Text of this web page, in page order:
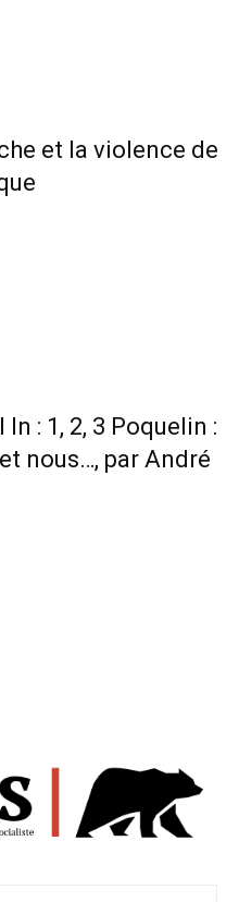
et la violence de
: 1, 2, 3 Poquelin :
nous…, par André